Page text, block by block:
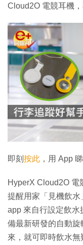
Cloud2O 電競耳機
即刻 按此 ，用 App
HyperX Cloud2O 電
提醒用家「見機飲
app 來自行設定飲
備最新研發的自動
來，就可即時飲水